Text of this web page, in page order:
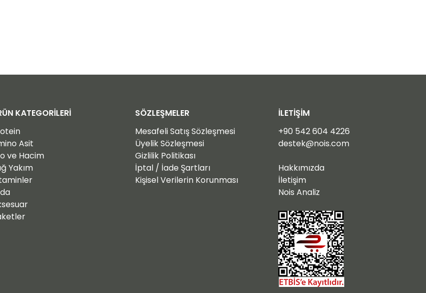
KATEGORİLERİ
Asit
ve Hacim
Yakım
SÖZLEŞMELER
Mesafeli Satış Sözleşmesi
Üyelik Sözleşmesi
Gizlilik Politikası
İptal / İade Şartları
Kişisel Verilerin Korunması
İLETİŞİM
+90 542 604 4226
destek@nois.com
Hakkımızda
İletişim
Nois Analiz